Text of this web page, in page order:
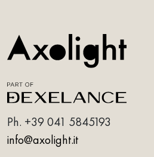
Ph. +39 041 5845193
info@axolight.it